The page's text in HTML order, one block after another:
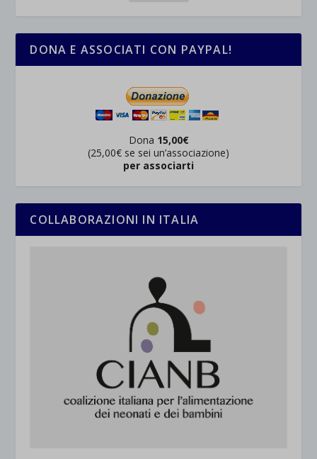
DONA E ASSOCIATI CON PAYPAL!
Dona 15,00€
(25,00€ se sei un’associazione)
per associarti
COLLABORAZIONI IN ITALIA